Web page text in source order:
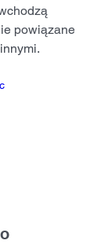
powiązane